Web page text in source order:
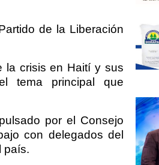
de la Liberación
la crisis en Haití y sus
tema principal que
por el Consejo
con delegados del
país.